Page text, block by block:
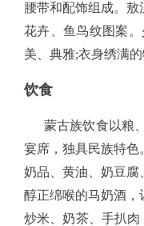
腰带和配饰组成。
花卉、鱼鸟纹图案
美、典雅;衣身绣满
饮食
蒙古族饮食以粮、
宴席，独具民族特色
奶品、黄油、奶豆腐
醇正绵喉的马奶酒，
炒米、奶茶、手扒